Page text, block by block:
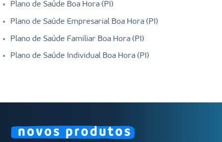
Plano de Saúde Boa Hora (PI)
Plano de Saúde Empresarial Boa Hora (PI)
Plano de Saúde Familiar Boa Hora (PI)
Plano de Saúde Individual Boa Hora (PI)